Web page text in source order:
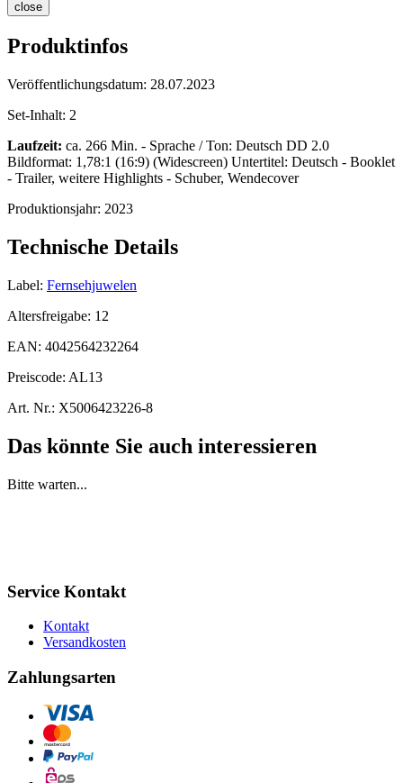
close
Produktinfos
Veröffentlichungsdatum: 28.07.2023
Set-Inhalt: 2
Laufzeit: ca. 266 Min. - Sprache / Ton: Deutsch DD 2.0
Bildformat: 1,78:1 (16:9) (Widescreen) Untertitel: Deutsch - Booklet
- Trailer, weitere Highlights - Schuber, Wendecover
Produktionsjahr: 2023
Technische Details
Label: Fernsehjuwelen
Altersfreigabe: 12
EAN: 4042564232264
Preiscode: AL13
Art. Nr.: X5006423226-8
Das könnte Sie auch interessieren
Bitte warten...
Service Kontakt
Kontakt
Versandkosten
Zahlungsarten